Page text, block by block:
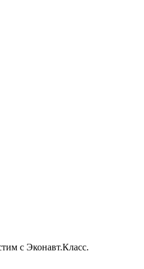
с Эконавт.Класс.